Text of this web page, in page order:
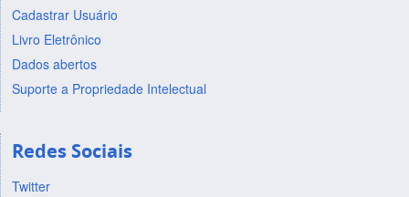
Cadastrar Usuário
Livro Eletrônico
Dados abertos
Suporte a Propriedade Intelectual
Redes Sociais
Twitter